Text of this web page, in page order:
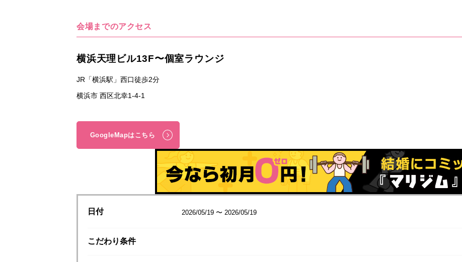
会場までのアクセス
横浜天理ビル13F〜個室ラウンジ
JR「横浜駅」西口徒歩2分
横浜市 西区北幸1-4-1
GoogleMapはこちら
日付 2026/05/19 〜 2026/05/19
こだわり条件